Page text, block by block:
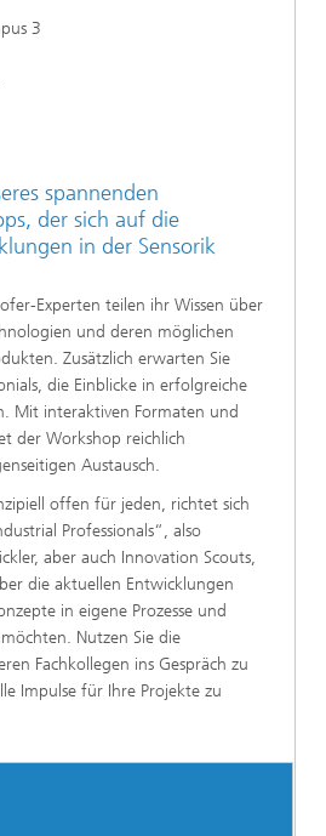
3
spannenden
der sich auf die
in der Sensorik
Experten teilen ihr Wissen über
und deren möglichen
Zusätzlich erwarten Sie
die Einblicke in erfolgreiche
Mit interaktiven Formaten und
der Workshop reichlich
Austausch.
offen für jeden, richtet sich
Professionals“, also
aber auch Innovation Scouts,
die aktuellen Entwicklungen
in eigene Prozesse und
Nutzen Sie die
Fachkollegen ins Gespräch zu
Impulse für Ihre Projekte zu